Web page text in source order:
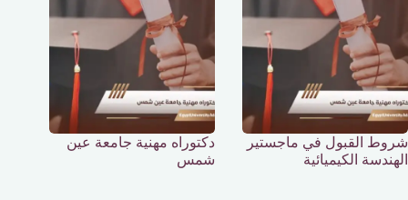
شروط القبول في ماجستير
الهندسة الكيميائية
دكتوراه مهنية جامعة عين
شمس